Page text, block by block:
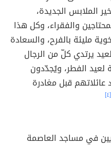
الملابس الجديدة،
والفقراء، وكل هذا
مليئة بالفرح، والسعادة
يرتدي كلّ من الرجال
الفطر، ويُجدّدون
قبل مغادرة
[٤]
في مساجد العاصمة